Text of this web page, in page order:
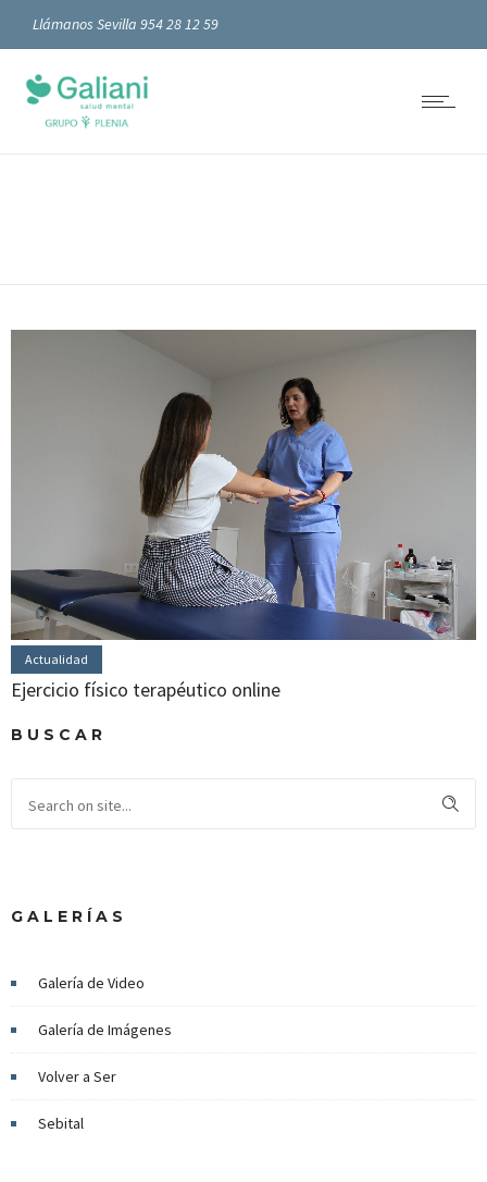
Llámanos Sevilla 954 28 12 59
Actualidad
Ejercicio físico terapéutico online
BUSCAR
GALERÍAS
Galería de Video
Galería de Imágenes
Volver a Ser
Sebital